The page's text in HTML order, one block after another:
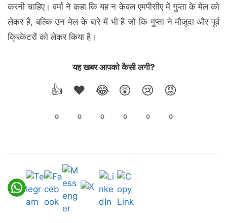
करनी चाहिए। वर्मा ने कहा कि यह न केवल एमपीसीए में गुप्ता के मेल को
लेकर है, बल्कि उन मेल के बारे में भी है जो कि गुप्ता ने मौजूदा और पूर्व
क्रिकेटरों को लेकर किया है।
यह खबर आपको कैसी लगी?
👍
0
❤️
0
😂
0
😲
0
😢
0
😡
0